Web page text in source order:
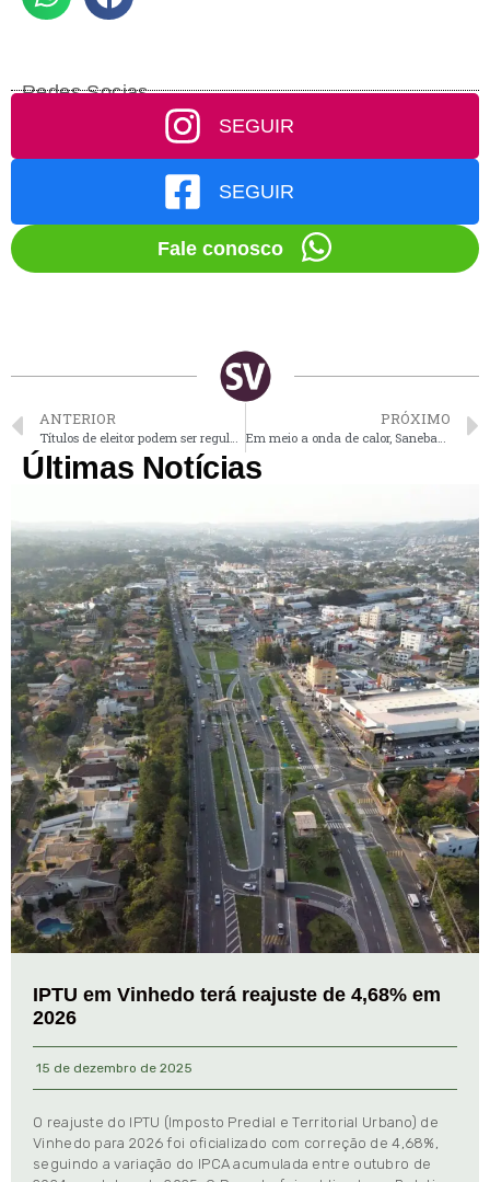
Redes Socias
SEGUIR
SEGUIR
Fale conosco
ANTERIOR PRÓXIMO
Últimas Notícias
IPTU em Vinhedo terá reajuste de 4,68% em
2026
15 de dezembro de 2025
O reajuste do IPTU (Imposto Predial e Territorial Urbano) de
Vinhedo para 2026 foi oficializado com correção de 4,68%,
seguindo a variação do IPCA acumulada entre outubro de